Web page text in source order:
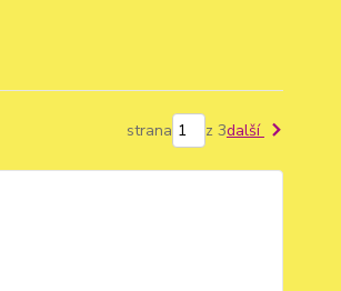
strana z 3další